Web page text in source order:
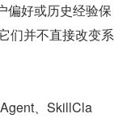
偏好或历史经验保
们并不直接改变系
、SkillCla